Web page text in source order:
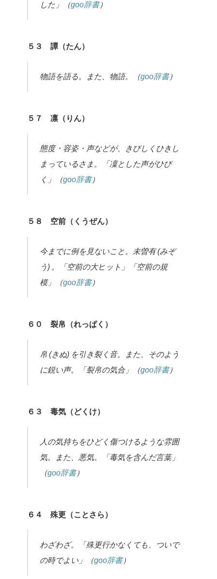
した」（goo辞書）
５３ 譚（たん）
物語を語る。また、物語。（goo辞書）
５７ 凛（りん）
態度・容姿・声などが、きびしくひきし
まっているさま。「凜とした声がひび
く」（goo辞書）
５８ 空前（くうぜん）
今までに例を見ないこと。未曽有 (みぞ
う) 。「空前の大ヒット」「空前の規
模」（goo辞書）
６０ 裂帛（れっぱく）
帛 (きぬ) を引き裂く音。また、そのよう
に鋭い声。「裂帛の気合」（goo辞書）
６３ 毒気（どくけ）
人の気持ちをひどく傷つけるような雰囲
気。また、悪気。「毒気を含んだ言葉」
（goo辞書）
６４ 殊更（ことさら）
わざわざ。「殊更行かなくても、ついで
の時でよい」（goo辞書）